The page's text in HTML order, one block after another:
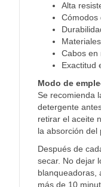
Alta
Cómodos
Cabos en
Exactitud
Modo de
Se recomienda
detergente
retirar el aceite
la absorción del
Después de
secar. No dejar
blanqueadoras,
más de 10